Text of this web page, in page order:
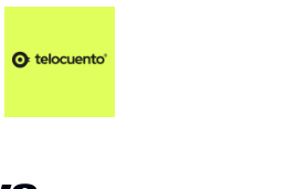
Artículos 📑
Plus 💎